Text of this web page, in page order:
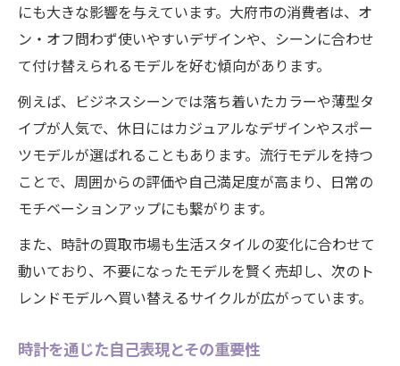
にも大きな影響を与えています。大府市の消費者は、オ
ン・オフ問わず使いやすいデザインや、シーンに合わせ
て付け替えられるモデルを好む傾向があります。
例えば、ビジネスシーンでは落ち着いたカラーや薄型タ
イプが人気で、休日にはカジュアルなデザインやスポー
ツモデルが選ばれることもあります。流行モデルを持つ
ことで、周囲からの評価や自己満足度が高まり、日常の
モチベーションアップにも繋がります。
また、時計の買取市場も生活スタイルの変化に合わせて
動いており、不要になったモデルを賢く売却し、次のト
レンドモデルへ買い替えるサイクルが広がっています。
時計を通じた自己表現とその重要性